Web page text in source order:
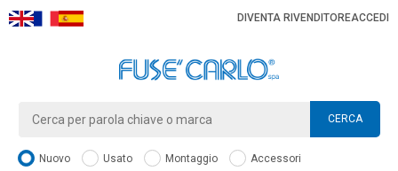
DIVENTA RIVENDITOREACCEDI
CERCA
Nuovo Usato Montaggio
Accessori